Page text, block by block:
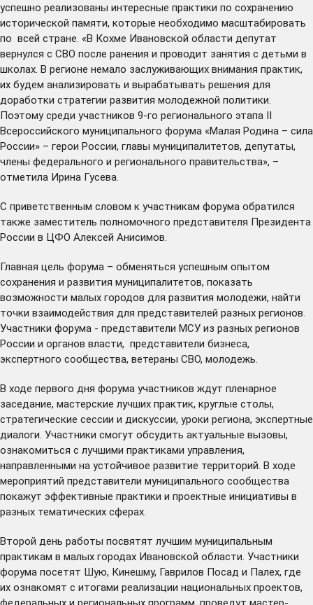
успешно реализованы интересные практики по сохранению
исторической памяти, которые необходимо масштабировать
по всей стране. «В Кохме Ивановской области депутат
вернулся с СВО после ранения и проводит занятия с детьми в
школах. В регионе немало заслуживающих внимания практик,
их будем анализировать и вырабатывать решения для
доработки стратегии развития молодежной политики.
Поэтому среди участников 9-го регионального этапа II
Всероссийского муниципального форума «Малая Родина – сила
России» – герои России, главы муниципалитетов, депутаты,
члены федерального и регионального правительства», –
отметила Ирина Гусева.
С приветственным словом к участникам форума обратился
также заместитель полномочного представителя Президента
России в ЦФО Алексей Анисимов.
Главная цель форума – обменяться успешным опытом
сохранения и развития муниципалитетов, показать
возможности малых городов для развития молодежи, найти
точки взаимодействия для представителей разных регионов.
Участники форума - представители МСУ из разных регионов
России и органов власти, представители бизнеса,
экспертного сообщества, ветераны СВО, молодежь.
В ходе первого дня форума участников ждут пленарное
заседание, мастерские лучших практик, круглые столы,
стратегические сессии и дискуссии, уроки региона, экспертные
диалоги. Участники смогут обсудить актуальные вызовы,
ознакомиться с лучшими практиками управления,
направленными на устойчивое развитие территорий. В ходе
мероприятий представители муниципального сообщества
покажут эффективные практики и проектные инициативы в
разных тематических сферах.
Второй день работы посвятят лучшим муниципальным
практикам в малых городах Ивановской области. Участники
форума посетят Шую, Кинешму, Гаврилов Посад и Палех, где
их ознакомят с итогами реализации национальных проектов,